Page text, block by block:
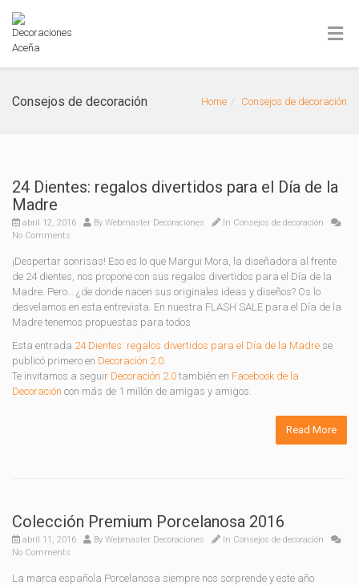
Consejos de decoración Home Consejos de decoración
24 Dientes: regalos divertidos para el Día de la
Madre
abril 12, 2016 By Webmaster Decoraciones In Consejos de decoración
No Comments
¡Despertar sonrisas! Eso es lo que Margui Mora, la diseñadora al frente
de 24 dientes, nos propone con sus regalos divertidos para el Día de la
Madre. Pero… ¿de donde nacen sus originales ideas y diseños? Os lo
desvelamos en esta entrevista. En nuestra FLASH SALE para el Día de la
Madre tenemos propuestas para todos
Esta entrada 24 Dientes: regalos divertidos para el Día de la Madre se
publicó primero en Decoración 2.0.
Te invitamos a seguir Decoración 2.0 también en Facebook de la
Decoración con más de 1 millón de amigas y amigos.
Read More
Colección Premium Porcelanosa 2016
abril 11, 2016 By Webmaster Decoraciones In Consejos de decoración
No Comments
La marca española Porcelanosa siempre nos sorprende y este año